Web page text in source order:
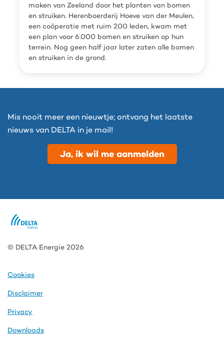
maken van Zeeland door het planten van bomen
en struiken. Herenboerderij Hoeve van der Meulen,
een coöperatie met ruim 200 leden, kwam met
een plan voor 6.000 bomen en struiken op hun
terrein. Nog geen half jaar later zaten alle bomen
en struiken in de grond.
Mis nooit meer een nieuwtje; ontvang het laatste
nieuws van DELTA in je mail!
Ja, ik wil me aanmelden
© DELTA Energie 2026
Cookies
Disclaimer
Privacy
Downloads